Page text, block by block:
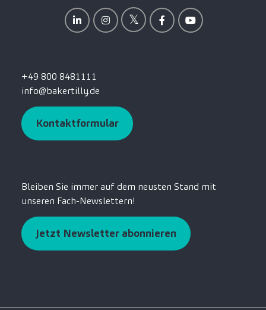
+49 800 8481111
info@bakertilly.de
Kontaktformular
Bleiben Sie immer auf dem neusten Stand mit
unseren Fach-Newslettern!
Jetzt Newsletter abonnieren